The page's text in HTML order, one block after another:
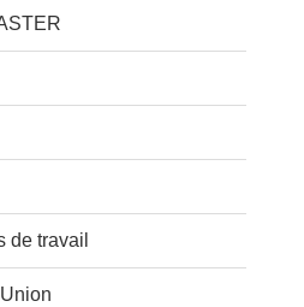
de travail